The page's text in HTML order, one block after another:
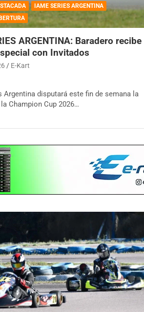
IAME SERIES ARGENTINA
ARGENTINA: Baradero recibe
con Invitados
E-Kart
Argentina disputará este fin de semana la
Champion Cup 2026…